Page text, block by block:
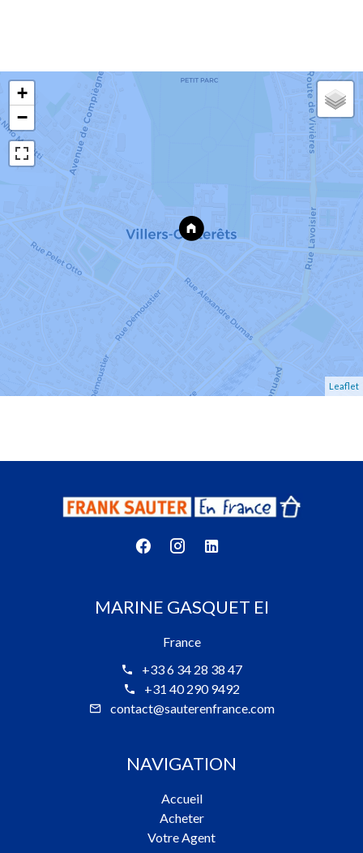
+
−
Leaflet
MARINE GASQUET EI
France
+33 6 34 28 38 47
+31 40 290 9492
contact@sauterenfrance.com
NAVIGATION
Accueil
Acheter
Votre Agent